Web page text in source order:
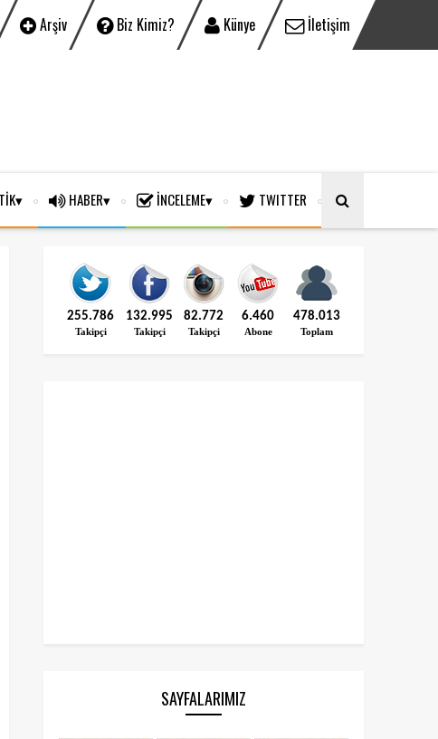
Arşiv Biz Kimiz? Künye İletişim
HABER İNCELEME TWITTER
255.786
Takipçi
132.995
Takipçi
82.772
Takipçi
6.460
Abone
478.013
Toplam
SAYFALARIMIZ